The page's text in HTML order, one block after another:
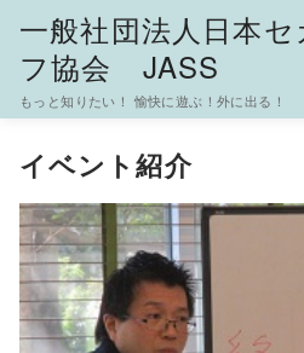
一般社団法人日本
フ協会 JASS
もっと知りたい！ 愉快に遊ぶ！外に出る！
イベント紹介